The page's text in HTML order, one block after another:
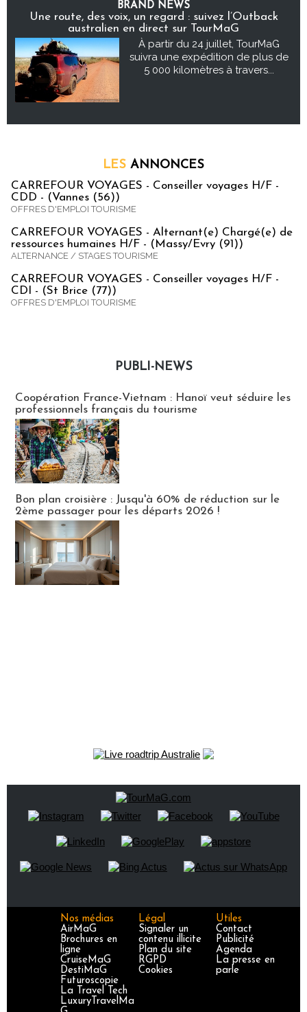
BRAND NEWS
Une route, des voix, un regard : suivez l’Outback
australien en direct sur TourMaG
À partir du 24 juillet, TourMaG
suivra une expédition de plus de
5 000 kilomètres à travers...
LES ANNONCES
CARREFOUR VOYAGES - Conseiller voyages H/F -
CDD - (Vannes (56))
OFFRES D'EMPLOI TOURISME
CARREFOUR VOYAGES - Alternant(e) Chargé(e) de
ressources humaines H/F - (Massy/Evry (91))
ALTERNANCE / STAGES TOURISME
CARREFOUR VOYAGES - Conseiller voyages H/F -
CDI - (St Brice (77))
OFFRES D'EMPLOI TOURISME
PUBLI-NEWS
Coopération France-Vietnam : Hanoï veut séduire les
professionnels français du tourisme
Bon plan croisière : Jusqu'à 60% de réduction sur le
2ème passager pour les départs 2026 !
Nos médias
AirMaG
Brochures en
ligne
CruiseMaG
DestiMaG
Futuroscopie
La Travel Tech
LuxuryTravelMa
Légal
Signaler un
contenu illicite
Plan du site
RGPD
Cookies
Utiles
Contact
Publicité
Agenda
La presse en
parle